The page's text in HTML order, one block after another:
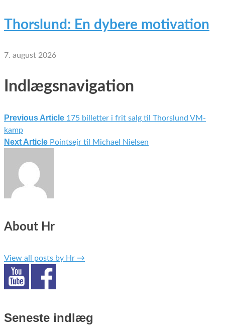
Thorslund: En dybere motivation
7. august 2026
Indlægsnavigation
Previous Article 175 billetter i frit salg til Thorslund VM-
kamp
Next Article Pointsejr til Michael Nielsen
About Hr
View all posts by Hr →
Seneste indlæg